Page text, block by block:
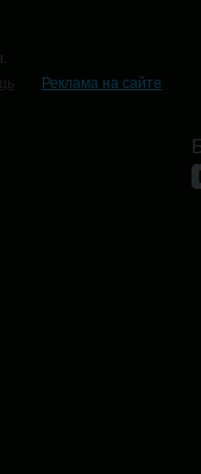
Реклама на сайте